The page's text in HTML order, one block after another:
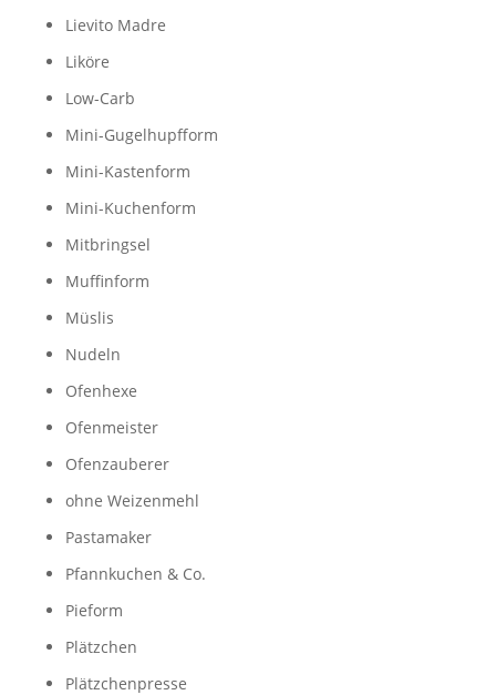
Lievito Madre
Liköre
Low-Carb
Mini-Gugelhupfform
Mini-Kastenform
Mini-Kuchenform
Mitbringsel
Muffinform
Müslis
Nudeln
Ofenhexe
Ofenmeister
Ofenzauberer
ohne Weizenmehl
Pastamaker
Pfannkuchen & Co.
Pieform
Plätzchen
Plätzchenpresse